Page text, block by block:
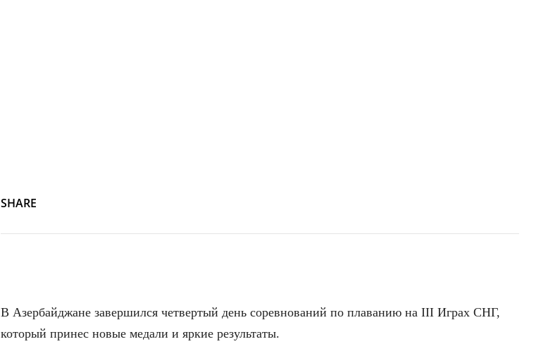
SHARE
В Азербайджане завершился четвертый день соревнований по плаванию на III Играх СНГ,
который принес новые медали и яркие результаты.